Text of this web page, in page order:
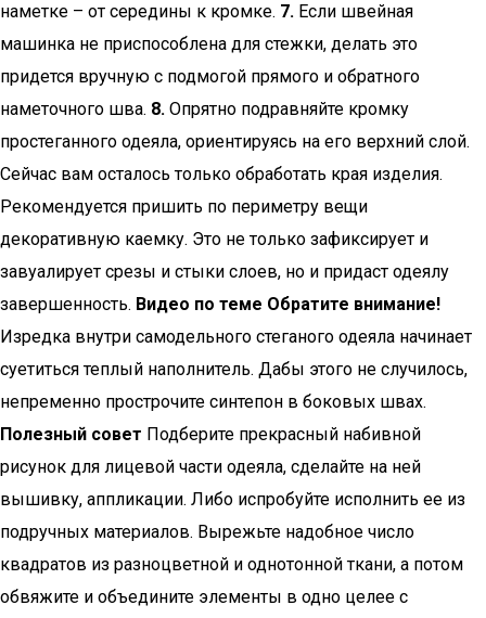
наметке – от середины к кромке. 7. Если швейная
машинка не приспособлена для стежки, делать это
придется вручную с подмогой прямого и обратного
наметочного шва. 8. Опрятно подравняйте кромку
простеганного одеяла, ориентируясь на его верхний слой.
Сейчас вам осталось только обработать края изделия.
Рекомендуется пришить по периметру вещи
декоративную каемку. Это не только зафиксирует и
завуалирует срезы и стыки слоев, но и придаст одеялу
завершенность. Видео по теме Обратите внимание!
Изредка внутри самодельного стеганого одеяла начинает
суетиться теплый наполнитель. Дабы этого не случилось,
непременно прострочите синтепон в боковых швах.
Полезный совет Подберите прекрасный набивной
рисунок для лицевой части одеяла, сделайте на ней
вышивку, аппликации. Либо испробуйте исполнить ее из
подручных материалов. Вырежьте надобное число
квадратов из разноцветной и однотонной ткани, а потом
обвяжите и объедините элементы в одно целее с